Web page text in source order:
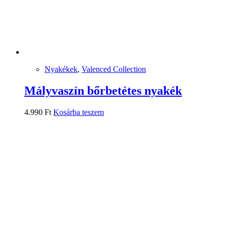
Nyakékek, Valenced Collection
Mályvaszín bőrbetétes nyakék
4.990 Ft Kosárba teszem